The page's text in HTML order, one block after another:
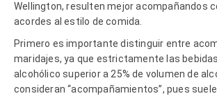
Wellington, resulten mejor acompañandos
acordes al estilo de comida.
Primero es importante distinguir entre
maridajes, ya que estrictamente las
alcohólico superior a 25% de volumen de
consideran “acompañamientos”, pues